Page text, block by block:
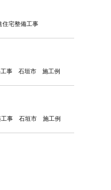
住宅整備工事
工事 石垣市 施工例
工事 石垣市 施工例